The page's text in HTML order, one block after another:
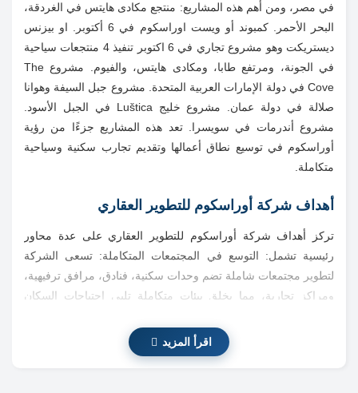
في مصر، ومن أهم هذه المشاريع: منتجع مكادى هايتس في الغردقة،
البحر الأحمر. كمبوند أو ويست اوراسكوم في 6 أكتوبر. او بيزنس
ديستريكت وهو مشروع تجاري في 6 اكتوبر تنفيذ 4 منتجعات سياحية
في الجونة، ومرتفع طابا، ومكادى هايتس، والفيوم. مشروع The
Cove في دولة الإمارات العربية المتحدة. مشروع جبل السيفة وهوانا
صلالة في دولة عمان. مشروع خليج Luštica في الجبل الأسود.
مشروع أندرمات في سويسرا. تعد هذه المشاريع جزءًا من رؤية
أوراسكوم في توسيع نطاق أعمالها وتقديم تجارب سكنية وسياحية
متكاملة.
أهداف شركة أوراسكوم للتطوير العقاري
تركز أهداف شركة أوراسكوم للتطوير العقاري على عدة محاور
رئيسية تشمل: التوسع في المجتمعات المتكاملة: تسعى الشركة
لتطوير مجتمعات شاملة تضم وحدات سكنية، فنادق، مرافق ترفيهية،
ومراكز تجارية، مما يخلق بيئات متكاملة تلبي احتياجات السكان
المشاريع بطريقة تحافظ على البيئة، من خلال تطبيق تقنيات بناء
صديقة للبيئة واستخدام مصادر طاقة مستدامة. التوسع الإقليمي
اقرأ المزيد